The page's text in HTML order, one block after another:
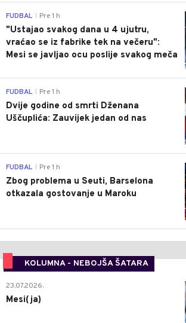
FUDBAL Pre 1 h
"Ustajao svakog dana u 4 ujutru,
vraćao se iz fabrike tek na večeru":
Mesi se javljao ocu poslije svakog meča
FUDBAL Pre 1 h
Dvije godine od smrti Dženana
Uščuplića: Zauvijek jedan od nas
FUDBAL Pre 1 h
Zbog problema u Seuti, Barselona
otkazala gostovanje u Maroku
KOLUMNA - NEBOJŠA ŠATARA
23.07.2026.
Mesi(ja)